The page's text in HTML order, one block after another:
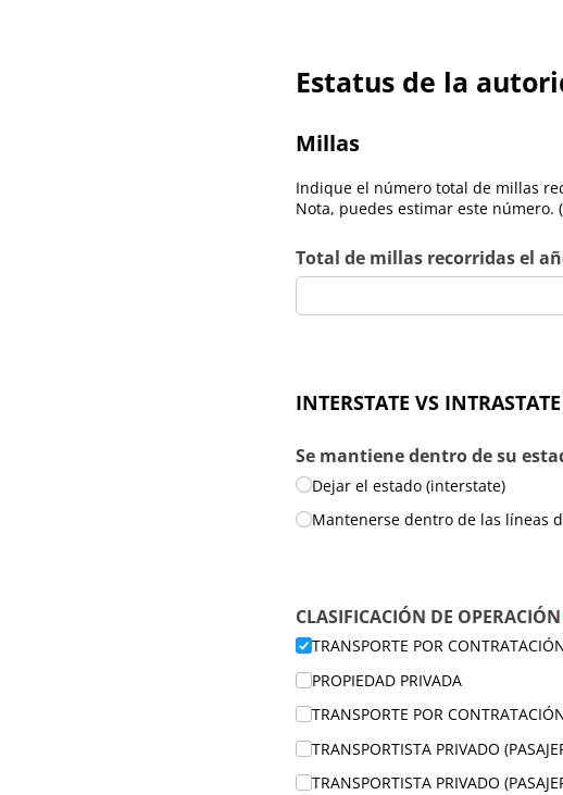
Estatus de la
Millas
Indique el número total de millas
Nota, puedes estimar este número.
Total de millas recorridas el
INTERSTATE VS INTRASTATE
Se mantiene dentro de su
Dejar el estado (interstate)
Mantenerse dentro de las líneas
CLASIFICACIÓN DE OPERACIÓN
TRANSPORTE POR
PROPIEDAD PRIVADA
TRANSPORTE POR
TRANSPORTISTA PRIVADO
TRANSPORTISTA PRIVADO